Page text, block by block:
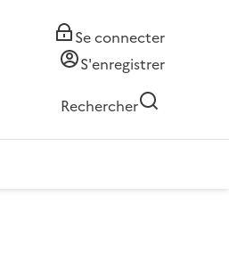
Se connecter
S'enregistrer
Rechercher